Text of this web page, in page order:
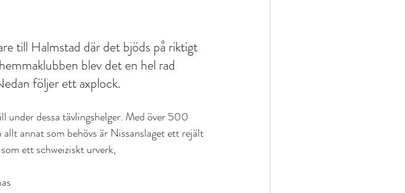
till Halmstad där det bjöds på riktigt
blev det en hel rad
följer ett axplock.
dessa tävlingshelger. Med över 500
annat som behövs är Nissanslaget ett rejält
ett schweiziskt urverk,